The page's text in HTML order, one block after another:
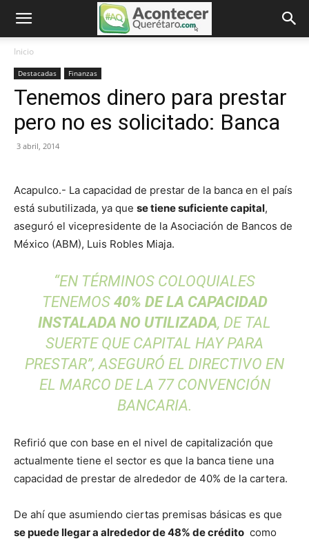
Inicio
Destacadas Finanzas
Tenemos dinero para prestar
pero no es solicitado: Banca
3 abril, 2014
Acapulco.- La capacidad de prestar de la banca en el país
está subutilizada, ya que se tiene suficiente capital,
aseguró el vicepresidente de la Asociación de Bancos de
México (ABM), Luis Robles Miaja.
“EN TÉRMINOS COLOQUIALES
TENEMOS 40% DE LA CAPACIDAD
INSTALADA NO UTILIZADA, DE TAL
SUERTE QUE CAPITAL HAY PARA
PRESTAR”, ASEGURÓ EL DIRECTIVO EN
EL MARCO DE LA 77 CONVENCIÓN
BANCARIA.
Refirió que con base en el nivel de capitalización que
actualmente tiene el sector es que la banca tiene una
capacidad de prestar de alrededor de 40% de la cartera.
De ahí que asumiendo ciertas premisas básicas es que
se puede llegar a alrededor de 48% de crédito como